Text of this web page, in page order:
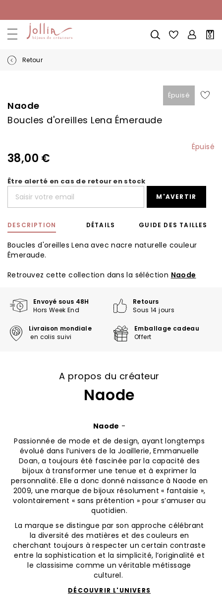
au
contenu
Mon
0
Retour
Naode
Boucles d'oreilles Lena Émeraude
Épuisé
38,00 €
Être alerté en cas de retour en stock
M'AVERTIR
DESCRIPTION
Boucles d'oreilles Lena avec nacre naturelle couleur
Émeraude.
Retrouvez cette collection dans la séléction Naode
DÉTAILS GUIDE DES TAILLES
Épuisé
the
end
of
the
beginning
of
Envoyé sous 48H
Hors Week End
Retours
Sous 14 jours
Livraison mondiale
en colis suivi
Emballage cadeau
Offert
A propos du créateur
Naode
Naode -
Passionnée de mode et de design, ayant longtemps
évolué dans l’univers de la Joaillerie, Emmanuelle
Doan, a toujours été fascinée par la capacité des
bijoux à transformer une tenue et à exprimer la
personnalité. Elle a donc donné naissance à Naode en
2009, une marque de bijoux résolument « fantaisie »,
volontairement « sans prétention » pour s’amuser au
quotidien.
La marque se distingue par son approche célébrant
la diversité des matières et des couleurs en
cherchant toujours à respecter un certain contraste
entre la sophistication et la simplicité, l’originalité et
le classisime comme un véritable métissage
culturel.
DÉCOUVRIR L'UNIVERS